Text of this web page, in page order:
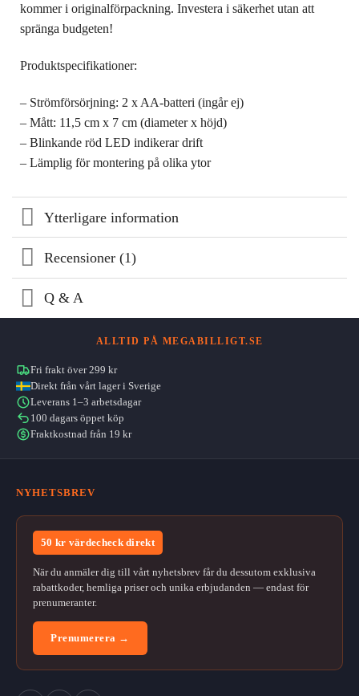
kommer i originalförpackning. Investera i säkerhet utan att
spränga budgeten!
Produktspecifikationer:
– Strömförsörjning: 2 x AA-batteri (ingår ej)
– Mått: 11,5 cm x 7 cm (diameter x höjd)
– Blinkande röd LED indikerar drift
– Lämplig för montering på olika ytor
Ytterligare information
Recensioner (1)
Q & A
ALLTID PÅ MEGABILLIGT.SE
Fri frakt över 299 kr
Direkt från vårt lager i Sverige
Leverans 1–3 arbetsdagar
100 dagars öppet köp
Fraktkostnad från 19 kr
NYHETSBREV
50 kr värdecheck direkt
När du anmäler dig till vårt nyhetsbrev får du dessutom exklusiva
rabattkoder, hemliga priser och unika erbjudanden — endast för
prenumeranter.
Prenumerera →